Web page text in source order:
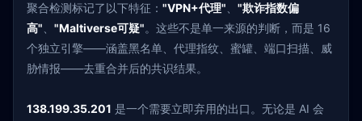
聚合检测标记了以下特征： "VPN+代理"
"欺诈指数偏
高"
"Maltiverse可疑"。这些不是单一来源的判断，而是 16
个独立引擎——涵盖黑名单、代理指纹、蜜罐、端口扫描、威
胁情报——去重合并后的共识结果。
138.199.35.201 是一个需要立即弃用的出口。无论是 AI 会